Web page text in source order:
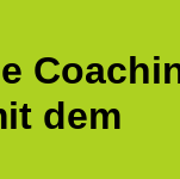
dem